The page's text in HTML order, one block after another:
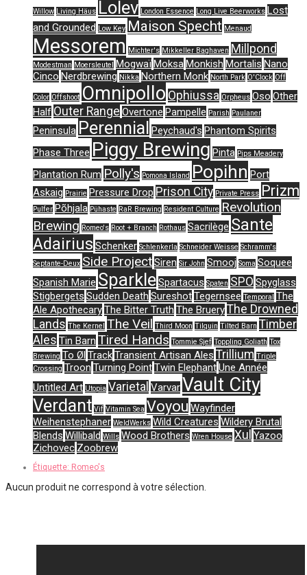
Willow Living Häus Lolev London Essence Long Live Beerworks Lost
and Grounded Low Key Maison Specht Menaud
Messorem Michter's Mikkeller Baghaven Millpond
Modestman Moersleutel MogwaïMoksaMonkish Mortalis Nano
Cinco Nerdbrewing Nikka Northern Monk North Park O'Clock Off
Color Offshoot Omnipollo Ophiussa Orpheus Oso Other
Half Outer Range Overtone Pampelle Parish Paulaner
Peninsula Perennial Peychaud's Phantom Spirits
Phase Three Piggy Brewing Pinta Pips Meadery
Plantation Rum Polly's Pomona Island Popihn Port
Askaig Prairie Pressure Drop Prison City Private Press Prizm
Pulfer Põhjala Pühaste RaR Brewing Resident Culture Revolution
Brewing Romeo's Root + Branch Rothaus Sacrilège Sante
Adairius Schenker Schlenkerla Schneider Weisse Schramm's
Septante-Deux Side ProjectSiren Sir John Smooj Soma Soquee
Spanish Marie SparkleSpartacus Spaten SPO Spyglass
Stigbergets Sudden Death SureshotTegernsee Temporal The
Ale ApothecaryThe Bitter Truth The BrueryThe Drowned
Lands The Kernel The Veil Third Moon Tilquin Tilted Barn Timber
Ales Tin Barn Tired Hands Tommie Sjef Toppling Goliath Tox
Brewing To Øl TrackTransient Artisan Ales Trillium Triple
Crossing Troon Turning PointTwin ElephantUne Année
Untitled Art Utopia Varietal VarvarVault City
Verdant Vif Vitamin Sea Voyou Wayfinder
Weihenstephaner WeldWerks Wild Creatures Wildery Brutal
Blends Willibald Wills Wood Brothers Wren House Xul Yazoo
Zichovec Zoobrew
Étiquette: Romeo's
Aucun produit ne correspond à votre sélection.